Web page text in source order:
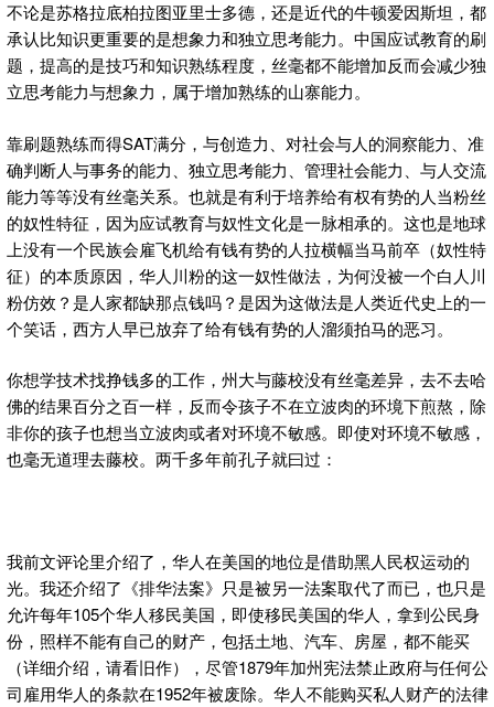
不论是苏格拉底柏拉图亚里士多德，还是近代的牛顿爱因斯坦，都
承认比知识更重要的是想象力和独立思考能力。中国应试教育的刷
题，提高的是技巧和知识熟练程度，丝毫都不能增加反而会减少独
立思考能力与想象力，属于增加熟练的山寨能力。
靠刷题熟练而得SAT满分，与创造力、对社会与人的洞察能力、准
确判断人与事务的能力、独立思考能力、管理社会能力、与人交流
能力等等没有丝毫关系。也就是有利于培养给有权有势的人当粉丝
的奴性特征，因为应试教育与奴性文化是一脉相承的。这也是地球
上没有一个民族会雇飞机给有钱有势的人拉横幅当马前卒（奴性特
征）的本质原因，华人川粉的这一奴性做法，为何没被一个白人川
粉仿效？是人家都缺那点钱吗？是因为这做法是人类近代史上的一
个笑话，西方人早已放弃了给有钱有势的人溜须拍马的恶习。
你想学技术找挣钱多的工作，州大与藤校没有丝毫差异，去不去哈
佛的结果百分之百一样，反而令孩子不在立波肉的环境下煎熬，除
非你的孩子也想当立波肉或者对环境不敏感。即使对环境不敏感，
也毫无道理去藤校。两千多年前孔子就曰过：
我前文评论里介绍了，华人在美国的地位是借助黑人民权运动的
光。我还介绍了《排华法案》只是被另一法案取代了而已，也只是
允许每年105个华人移民美国，即使移民美国的华人，拿到公民身
份，照样不能有自己的财产，包括土地、汽车、房屋，都不能买
（详细介绍，请看旧作），尽管1879年加州宪法禁止政府与任何公
司雇用华人的条款在1952年被废除。华人不能购买私人财产的法律